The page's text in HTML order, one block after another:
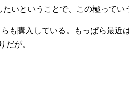
いということで、この極ってい
も購入している。もっぱら最近
だが。